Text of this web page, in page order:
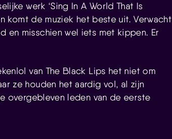
werk ‘Sing In A World That Is
komt de muziek het beste uit. Verwacht
en misschien wel iets met kippen. Er
van The Black Lips het niet om
ze houden het aardig vol, al zijn
overgebleven leden van de eerste